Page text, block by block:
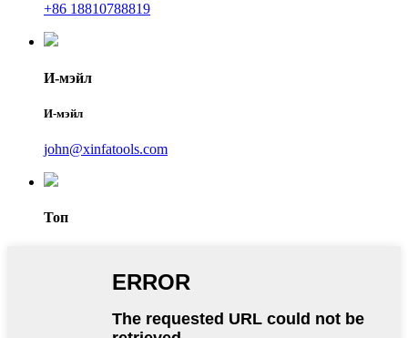
+86 18810788819
И-мэйл
И-мэйл
john@xinfatools.com
Топ